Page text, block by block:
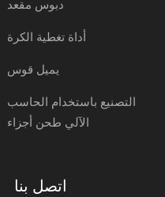
دبوس مقعد
أداة تغطية الكرة
يميل قوس
التصنيع باستخدام الحاسب
الآلي طحن أجزاء
اتصل بنا